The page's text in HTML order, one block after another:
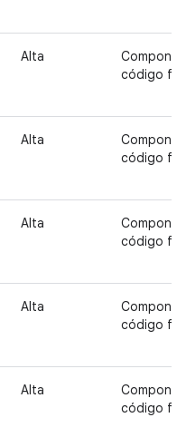
Alta
código
Alta
código
Alta
código
Alta
código
Alta
código